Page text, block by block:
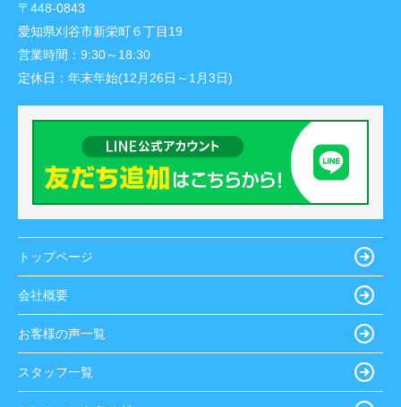
〒448-0843
愛知県刈谷市新栄町６丁目19
営業時間： 9:30～18:30
定休日： 年末年始(12月26日～1月3日)
トップページ
会社概要
お客様の声一覧
スタッフ一覧